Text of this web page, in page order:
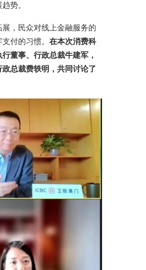
势。
，民众对线上金融服务的
付的习惯。 在本次消费科
董事、行政总裁牛建军，
总裁费轶明，共同讨论了